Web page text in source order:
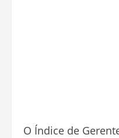
O Índice de